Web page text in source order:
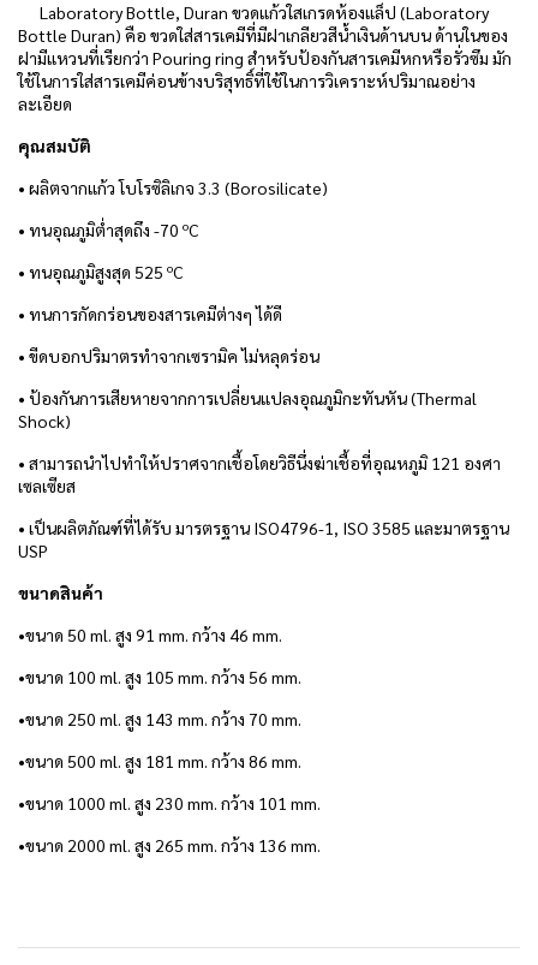
Laboratory Bottle, Duran ขวดแก้วใสเกรดห้องแล็ป (Laboratory
Bottle Duran) คือ ขวดใส่สารเคมีที่มีฝาเกลียวสีน้ำเงินด้านบน ด้านในของ
ฝามีแหวนที่เรียกว่า Pouring ring สำหรับป้องกันสารเคมีหกหรือรั่วซึม มัก
ใช้ในการใส่สารเคมีค่อนข้างบริสุทธิ์ที่ใช้ในการวิเคราะห์ปริมาณอย่าง
ละเอียด
คุณสมบัติ
• ผลิตจากแก้ว โบโรซิลิเกจ 3.3 (Borosilicate)
• ทนอุณภูมิต่ำสุดถึง -70 ºC
• ทนอุณภูมิสูงสุด 525 ºC
• ทนการกัดกร่อนของสารเคมีต่างๆ ได้ดี
• ขีดบอกปริมาตรทำจากเซรามิค ไม่หลุดร่อน
• ป้องกันการเสียหายจากการเปลี่ยนแปลงอุณภูมิกะทันหัน (Thermal
Shock)
• สามารถนำไปทำให้ปราศจากเชื้อโดยวิธีนึ่งฆ่าเชื้อที่อุณหภูมิ 121 องศา
เซลเซียส
• เป็นผลิตภัณฑ์ที่ได้รับ มารตรฐาน ISO4796-1, ISO 3585 และมาตรฐาน
USP
ขนาดสินค้า
•ขนาด 50 ml. สูง 91 mm. กว้าง 46 mm.
•ขนาด 100 ml. สูง 105 mm. กว้าง 56 mm.
•ขนาด 250 ml. สูง 143 mm. กว้าง 70 mm.
•ขนาด 500 ml. สูง 181 mm. กว้าง 86 mm.
•ขนาด 1000 ml. สูง 230 mm. กว้าง 101 mm.
•ขนาด 2000 ml. สูง 265 mm. กว้าง 136 mm.